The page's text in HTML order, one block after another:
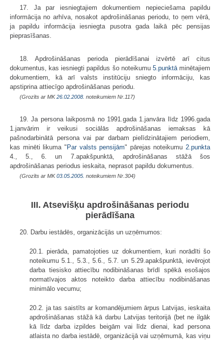
17. Ja par iesniegtajiem dokumentiem nepieciešama papildu
informācija no arhīva, nosakot apdrošināšanas periodu, to ņem vērā,
ja papildu informācija iesniegta pusotra gada laikā pēc pensijas
pieprasīšanas.
18. Apdrošināšanas perioda pierādīšanai izvērtē arī citus
dokumentus, kas iesniegti papildus šo noteikumu 5.punktāminētajiem
dokumentiem, kā arī valsts institūciju sniegto informāciju, kas
apstiprina attiecīgo apdrošināšanas periodu.
(Grozīts ar MK26.02.2008. noteikumiem Nr.117)
19. Ja persona laikposmā no 1991.gada 1.janvāra līdz 1996.gada
1.janvārim ir veikusi sociālās apdrošināšanas iemaksas kā
pašnodarbinātā persona vai par darbam pielīdzinātajiem periodiem,
kas minēti likuma " Par valsts pensijām" pārejas noteikumu 2.punkta
4., 5., 6. un 7.apakšpunktā, apdrošināšanas stāžā šos
apdrošināšanas periodus ieskaita, neprasot papildu dokumentus.
(Grozīts ar MK03.05.2005. noteikumiem Nr.304)
III. Atsevišķu apdrošināšanas periodu
pierādīšana
20. Darbu iestādēs, organizācijās un uzņēmumos:
20.1. pierāda, pamatojoties uz dokumentiem, kuri norādīti šo
noteikumu 5.1., 5.3., 5.6., 5.7. un 5.29.apakšpunktā, ievērojot
darba tiesisko attiecību nodibināšanas brīdī spēkā esošajos
normatīvajos aktos noteikto darba attiecību nodibināšanas
minimālo vecumu;
20.2. ja tas saistīts ar komandējumiem ārpus Latvijas, ieskaita
apdrošinā­šanas stāžā kā darbu Latvijas teritorijā (bet ne ilgāk
kā līdz darba izpildes beigām vai līdz dienai, kad persona
atlaista no darba iestādē, organizācijā vai uzņēmumā, kas viņu